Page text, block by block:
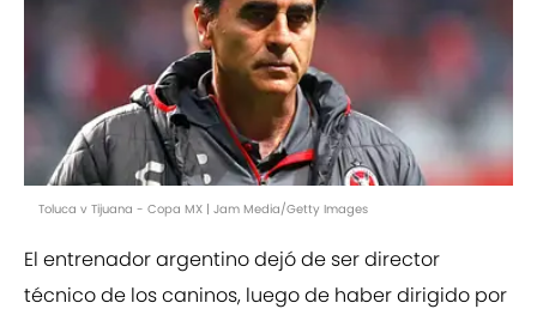
Toluca v Tijuana - Copa MX | Jam Media/Getty Images
El entrenador argentino dejó de ser director
técnico de los caninos, luego de haber dirigido por